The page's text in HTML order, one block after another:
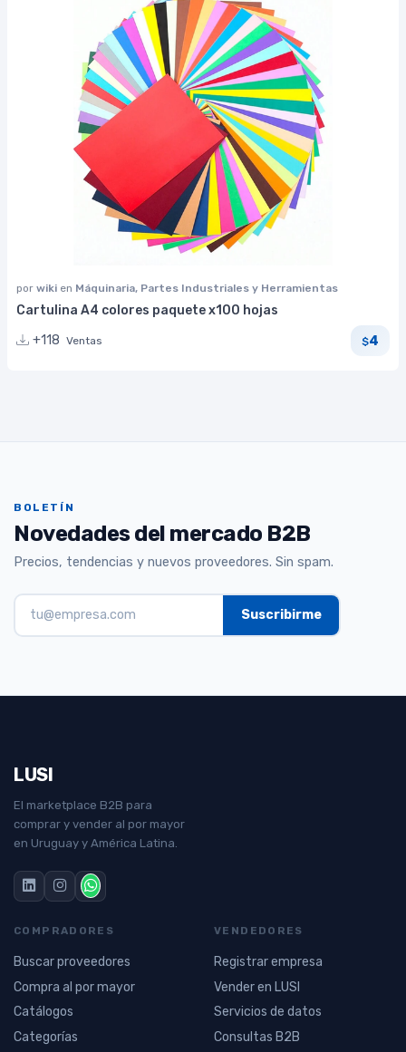
por wiki en Máquinaria, Partes Industriales y Herramientas
Cartulina A4 colores paquete x100 hojas
+118 Ventas $4
BOLETÍN
Novedades del mercado B2B
Precios, tendencias y nuevos proveedores. Sin spam.
LUSI
El marketplace B2B para
comprar y vender al por mayor
en Uruguay y América Latina.
COMPRADORES
Buscar proveedores
Compra al por mayor
Catálogos
Categorías
VENDEDORES
Registrar empresa
Vender en LUSI
Servicios de datos
Consultas B2B